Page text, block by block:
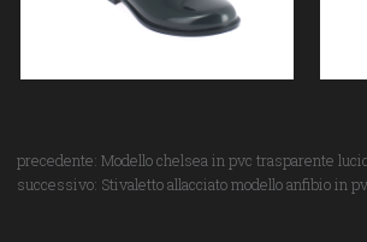
precedente: Modello chelsea in pvc trasparente
successivo: Stivaletto allacciato modello anfibio in